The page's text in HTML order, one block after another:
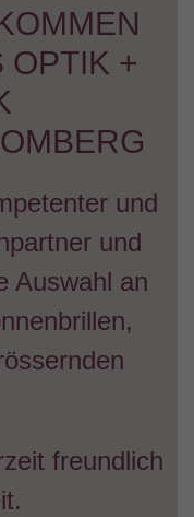
OPTIK +
und
und
Auswahl an
freundlich